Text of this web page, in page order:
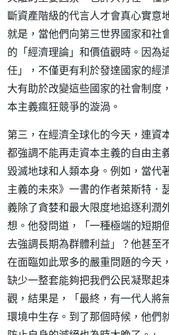
斷資產階級的代言人才會真心實意
就是，當他們向第三世界國家和社
的「經濟理論」和價值觀時。因為
任」，不僅更有利於發達國家的經
大有助於改變這些國家的社會制度
本主義瘋狂競爭的漩渦。
第三，在經濟全球化的今天，連資
都強調不能再走資本主義的自由主
毀滅地球和人類本身。例如，當代
主義的未來》一書的作者萊斯特．
義除了貪婪和最大限度地追逐利潤
想。他發問道，「一種極端的短期
去強調長期為群體利益」？他甚至
在面臨如此眾多的嚴重問題的今天
缺少一整套能夠把我們公民凝聚起
觀，結果是，「最終，有一代人將
環境中生存。到了那個時候，他們